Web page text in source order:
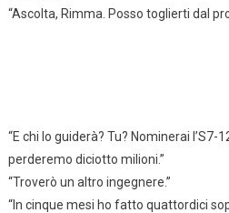
“Ascolta, Rimma. Posso toglierti dal
“E chi lo guiderà? Tu? Nominerai l’S7-
perderemo diciotto milioni.”
“Troverò un altro ingegnere.”
“In cinque mesi ho fatto quattordici